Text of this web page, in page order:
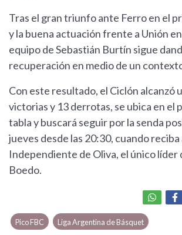
Tras el gran triunfo ante Ferro en el
y la buena actuación frente a Unión
equipo de Sebastián Burtín sigue
recuperación en medio de un
Con este resultado, el Ciclón alcanzó
victorias y 13 derrotas, se ubica en el
tabla y buscará seguir por la senda
jueves desde las 20:30, cuando reciba
Independiente de Oliva, el único líder
Boedo.
Pico FBC Liga Argentina de Básquet